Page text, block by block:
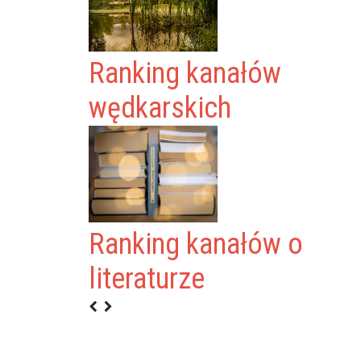
Ranking kanałów
wędkarskich
Ranking kanałów o
literaturze